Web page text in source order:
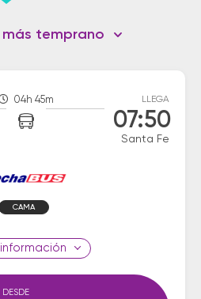
más temprano
04h 45m LLEGA
07:50
Santa Fe
CAMA
información
DESDE